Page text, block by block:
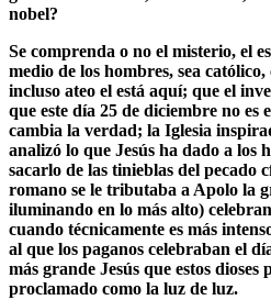
nobel?
Se comprenda o no el misterio, el
medio de los hombres, sea
incluso ateo el está aquí; que el
que este día 25 de diciembre no es
cambia la verdad; la Iglesia
analizó lo que Jesús ha dado a los
sacarlo de las tinieblas del pecado
romano se le tributaba a Apolo la
iluminando en lo más alto)
cuando técnicamente es más
al que los paganos celebraban el
más grande Jesús que estos dioses
proclamado como la luz de luz.